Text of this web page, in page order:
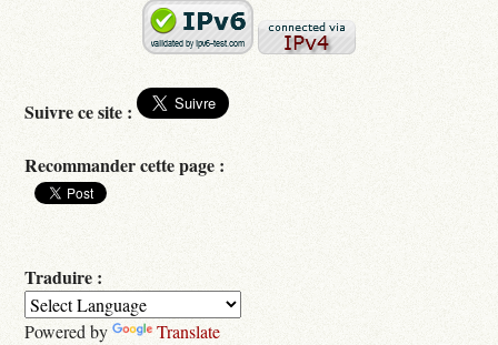
Suivre ce site :
Recommander cette page :
Traduire :
Powered by Translate